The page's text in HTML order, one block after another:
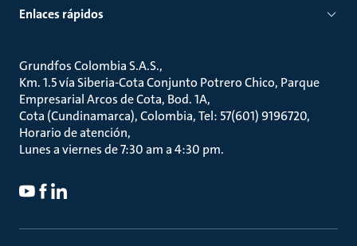
Enlaces rápidos
Grundfos Colombia S.A.S.
Km. 1.5 vía Siberia-Cota Conjunto Potrero Chico, Parque
Empresarial Arcos de Cota, Bod. 1A
Cota (Cundinamarca), Colombia, Tel: 57(601) 9196720
Horario de atención
Lunes a viernes de 7:30 am a 4:30 pm.